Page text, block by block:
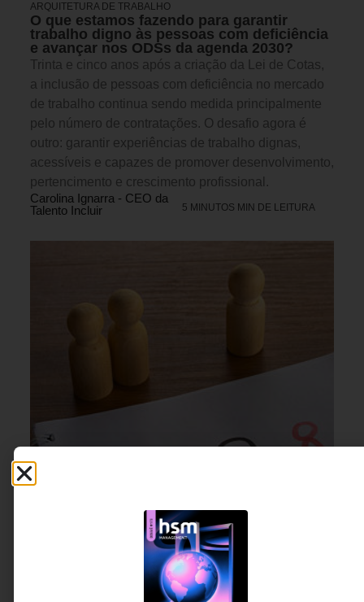
ARQUITETURA DE TRABALHO
O que estamos fazendo para garantir
trabalho digno às pessoas com deficiência
e avançar nos ODSs da agenda 2030?
Trinta e cinco anos após a criação da Lei de Cotas,
a inclusão de pessoas com deficiência no mercado
de trabalho continua sendo medida principalmente
pelo número de contratações. O desafio agora é
outro: garantir experiências de trabalho dignas,
acessíveis e capazes de promover desenvolvimento,
pertencimento e crescimento profissional.
Carolina Ignarra - CEO da
Talento Incluir
5 MINUTOS MIN DE LEITURA